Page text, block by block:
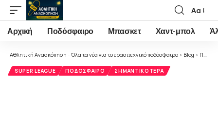
Font
Resizer
Αα
Αρχική Ποδόσφαιρο Μπασκετ Χαντ-μπολ
Αθλητική Ανασκόπηση - Όλα τα νέα για το ερασιτεχνικό ποδόσφαιρο > Blog > Ποδόσφαιρο
SUPER LEAGUE ΠΟΔΌΣΦΑΙΡΟ ΣΗΜΑΝΤΙΚΌΤΕΡΑ